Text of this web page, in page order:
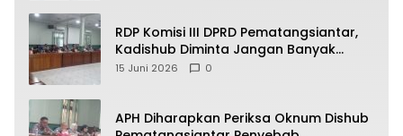
RDP Komisi III DPRD Pematangsiantar,
Kadishub Diminta Jangan Banyak
Alasan
15 Juni 2026 0
APH Diharapkan Periksa Oknum Dishub